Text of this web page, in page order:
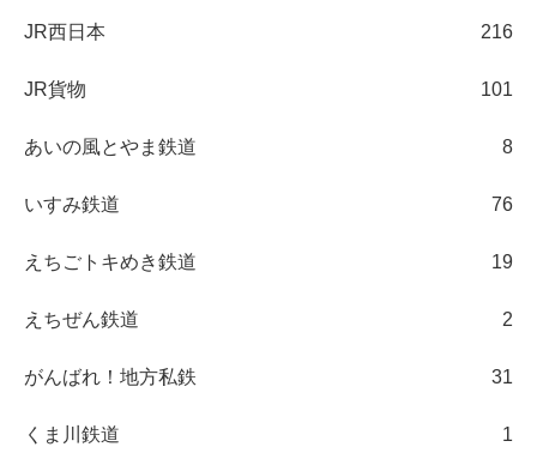
JR西日本 216
JR貨物 101
あいの風とやま鉄道 8
いすみ鉄道 76
えちごトキめき鉄道 19
えちぜん鉄道 2
がんばれ！地方私鉄 31
くま川鉄道 1